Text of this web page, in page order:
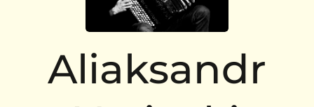
Aliaksandr